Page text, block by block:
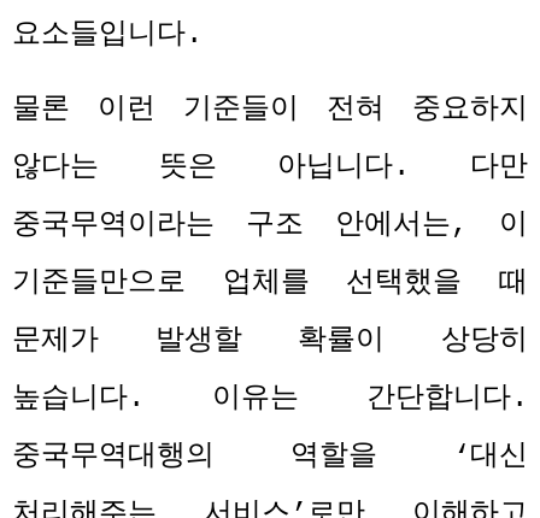
요소들입니다.
물론 이런 기준들이 전혀 중요하지
않다는 뜻은 아닙니다. 다만
중국무역이라는 구조 안에서는, 이
기준들만으로 업체를 선택했을 때
문제가 발생할 확률이 상당히
높습니다. 이유는 간단합니다.
중국무역대행의 역할을 ‘대신